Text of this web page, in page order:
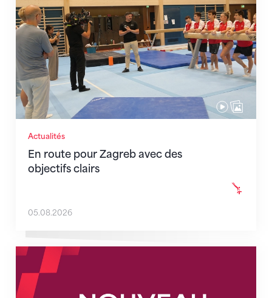
Actualités
En route pour Zagreb avec des
objectifs clairs
05.08.2026
Nouveaux horaires du secrétariat dès le 1er août